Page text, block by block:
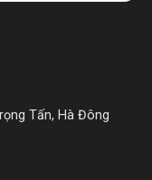
Tấn, Hà Đông